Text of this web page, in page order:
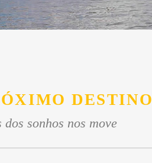
DESTINO
sonhos nos move